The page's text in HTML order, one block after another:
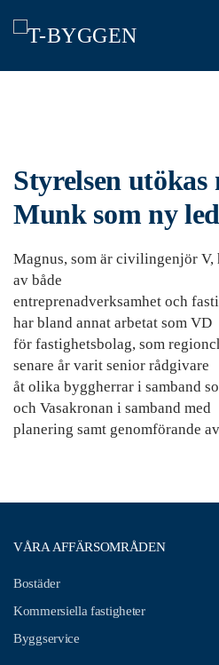
to
Styrelsen utökas
Munk som ny
Magnus, som är civilingenjör V,
av både
entreprenadverksamhet och
har bland annat arbetat som VD
för fastighetsbolag, som
senare år varit senior rådgivare
åt olika byggherrar i samband
och Vasakronan i samband med
planering samt genomförande
VÅRA AFFÄRSOMRÅDEN
Bostäder
Kommersiella fastigheter
Byggservice